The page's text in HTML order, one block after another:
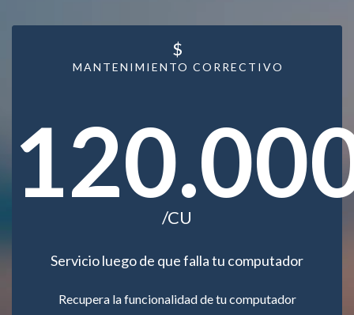
MANTENIMIENTO CORRECTIVO
$
/CU
Servicio luego de que falla tu computador
Recupera la funcionalidad de tu computador